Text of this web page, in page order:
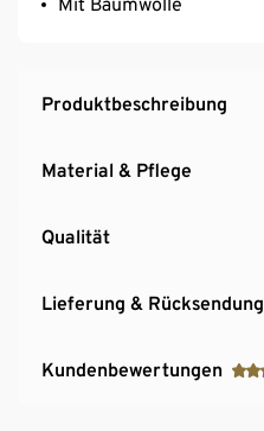
Produktbeschreibung
Material & Pflege
Qualität
Lieferung & Rücksendung
Kundenbewertungen